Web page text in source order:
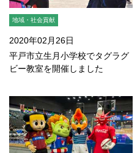
地域・社会貢献
2020年02月26日
平戸市立生月小学校でタグラグ
ビー教室を開催しました